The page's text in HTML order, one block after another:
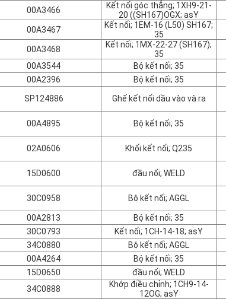
00A3466
Kết nối góc thẳng; 1XH9-21-
20 ((SH167)OGX; asY
00A3467
Kết nối; 1EM-16 (L50) SH167;
35
00A3468
Kết nối; 1MX-22-27 (SH167);
35
00A3544
Bộ kết nối; 35
00A2396
Bộ kết nối; 35
SP124886
Ghế kết nối dầu vào và ra
00A4895 Bộ kết nối; 35
02A0606 Khối kết nối; Q235
15D0600 đầu nối; WELD
30C0958 Bộ kết nối; AGGL
00A2813 Bộ kết nối; 35
30C0793
Kết nối; 1CH-14-18; asY
34C0880
Bộ kết nối; AGGL
00A4264
Bộ kết nối; 35
15D0650
đầu nối; WELD
34C0888
Khớp điều chỉnh; 1CH9-14-
12OG; asY